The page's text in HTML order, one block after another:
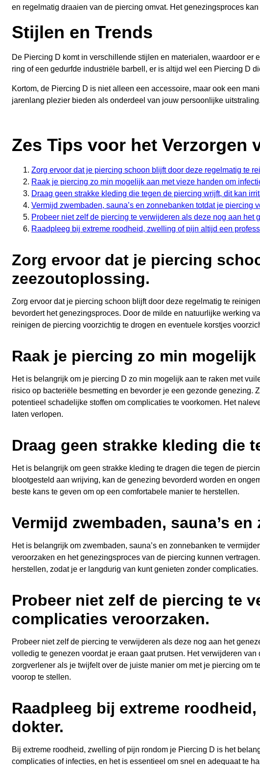
en regelmatig draaien van de piercing omvat. Het genezingsproces
Stijlen en Trends
De Piercing D komt in verschillende stijlen en materialen, waardoor
ring of een gedurfde industriële barbell, er is altijd wel een Piercing D
Kortom, de Piercing D is niet alleen een accessoire, maar ook een
jarenlang plezier bieden als onderdeel van jouw persoonlijke uitstraling.
Zes Tips voor het Verzorgen
Zorg ervoor dat je piercing schoon blijft door deze regelmatig te
Raak je piercing zo min mogelijk aan met vieze handen om
Draag geen strakke kleding die tegen de piercing wrijft, dit kan
Vermijd zwembaden, sauna’s en zonnebanken totdat je piercing
Probeer niet zelf de piercing te verwijderen als deze nog aan het
Raadpleeg bij extreme roodheid, zwelling of pijn altijd een
Zorg ervoor dat je piercing
zeezoutoplossing.
Zorg ervoor dat je piercing schoon blijft door deze regelmatig te
bevordert het genezingsproces. Door de milde en natuurlijke werking
reinigen de piercing voorzichtig te drogen en eventuele korstjes
Raak je piercing zo min
Het is belangrijk om je piercing D zo min mogelijk aan te raken met
risico op bacteriële besmetting en bevorder je een gezonde genezing.
potentieel schadelijke stoffen om complicaties te voorkomen. Het
laten verlopen.
Draag geen strakke kleding die
Het is belangrijk om geen strakke kleding te dragen die tegen de
blootgesteld aan wrijving, kan de genezing bevorderd worden en
beste kans te geven om op een comfortabele manier te herstellen.
Vermijd zwembaden, sauna’s
Het is belangrijk om zwembaden, sauna’s en zonnebanken te
veroorzaken en het genezingsproces van de piercing kunnen
herstellen, zodat je er langdurig van kunt genieten zonder complicaties.
Probeer niet zelf de piercing te
complicaties veroorzaken.
Probeer niet zelf de piercing te verwijderen als deze nog aan het
volledig te genezen voordat je eraan gaat prutsen. Het verwijderen
zorgverlener als je twijfelt over de juiste manier om met je piercing
voorop te stellen.
Raadpleeg bij extreme
dokter.
Bij extreme roodheid, zwelling of pijn rondom je Piercing D is het
complicaties of infecties, en het is essentieel om snel en adequaat te